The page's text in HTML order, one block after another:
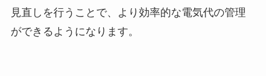
見直しを行うことで、より効率的な電気代の管理
ができるようになります。